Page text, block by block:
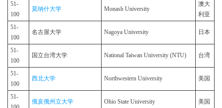
51-
100
莫纳什大学 Monash University
澳大
利亚
51-
100
名古屋大学 Nagoya University 日本
51-
100
国立台湾大学 National Taiwan University (NTU) 台湾
51-
100
西北大学 Northwestern University 美国
51-
俄亥俄州立大学 Ohio State University 美国